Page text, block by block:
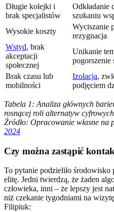
Długie kolejki i
brak specjalistów
Odkładanie
szukaniu
Wysokie koszty
Wyciszanie
rezygnacja
Wstyd, brak
akceptacji
społecznej
Unikanie
pogorszenie
Brak czasu lub
mobilności
Izolacja,
podjęciem
Tabela 1: Analiza głównych
rosnącej roli alternatyw
Źródło: Opracowanie własne na
2024
Czy można zastąpić
To pytanie podzieliło
elitę. Jedni twierdzą, że żaden
człowieka, inni – że lepszy jest
niż czekanie tygodniami na
Filipiuk: